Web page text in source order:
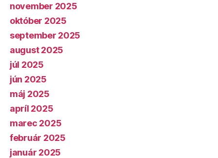
november 2025
október 2025
september 2025
august 2025
júl 2025
jún 2025
máj 2025
apríl 2025
marec 2025
február 2025
január 2025